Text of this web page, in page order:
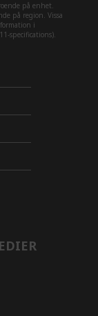
på enhet.
på region. Vissa
i
specifications).